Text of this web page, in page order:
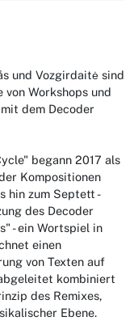
und Vozgirdaitė sind
Workshops und
dem Decoder
begann 2017 als
Kompositionen
hin zum Septett -
des Decoder
- ein Wortspiel in
einen
von Texten auf
kombiniert
des Remixes,
Ebene.